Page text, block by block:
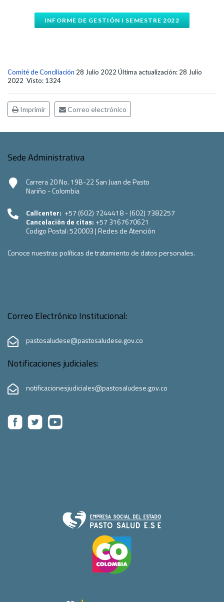
INFORME DE GESTIÓN I SEMESTRE 2022
Comité de Conciliación 28 Julio 2022 Última actualización: 28 Julio
2022 Visto: 1324
Imprimir Correo electrónico
Sede Administrativa
Carrera 20 No. 19B-22 San Juan de Pasto
Nariño - Colombia
Callcenter: +57 (602) 7244418 - (602) 7382257
Cancelación de citas: +57 3167670621
Codigo Postal:520003 | Redes de Atención
Conoce nuestras políticas de tratamiento de datos personales.
Correo Electrónico Institucional:
pastosaludese@pastosaludese.gov.co
Notificaciones judiciales:
notificacionesjudiciales@pastosaludese.gov.co